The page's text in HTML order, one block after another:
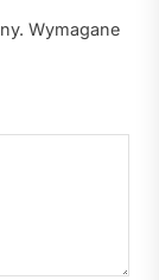
Wymagane